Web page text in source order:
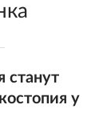
станут
у